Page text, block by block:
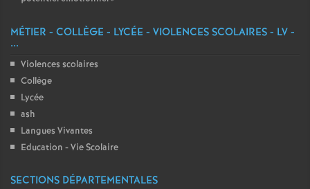
MÉTIER - COLLÈGE - LYCÉE - VIOLENCES SCOLAIRES - LV -
...
Violences scolaires
Collège
Lycée
ash
Langues Vivantes
Education - Vie Scolaire
SECTIONS DÉPARTEMENTALES